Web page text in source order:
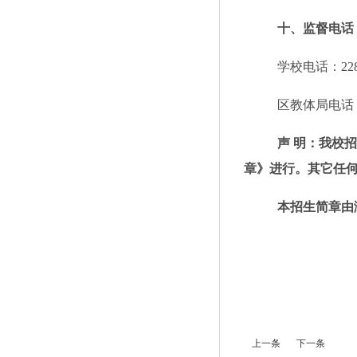
十、监督电话
学校电话：
区教体局电话
声 明：我校
章》进行。其它任
本招生简章
上一条 下一条